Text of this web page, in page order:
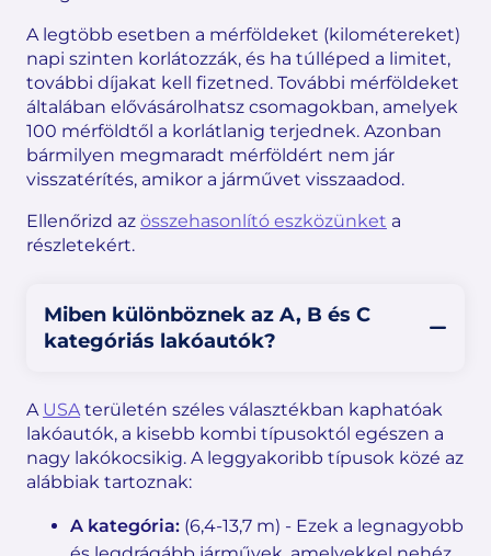
A legtöbb esetben a mérföldeket (kilométereket)
napi szinten korlátozzák, és ha túlléped a limitet,
további díjakat kell fizetned. További mérföldeket
általában elővásárolhatsz csomagokban, amelyek
100 mérföldtől a korlátlanig terjednek. Azonban
bármilyen megmaradt mérföldért nem jár
visszatérítés, amikor a járművet visszaadod.
Ellenőrizd az összehasonlító eszközünket a
részletekért.
Miben különböznek az A, B és C
kategóriás lakóautók?
A USAterületén széles választékban kaphatóak
lakóautók, a kisebb kombi típusoktól egészen a
nagy lakókocsikig. A leggyakoribb típusok közé az
alábbiak tartoznak:
A kategória: (6,4-13,7 m) - Ezek a legnagyobb